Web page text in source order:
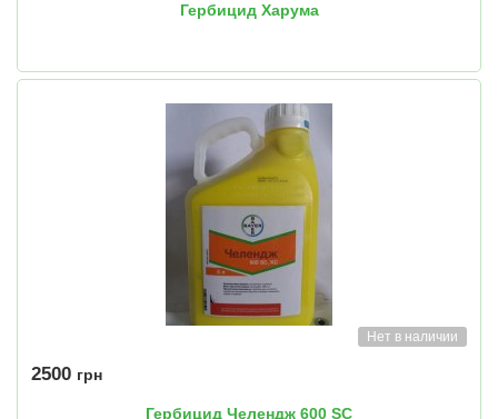
Гербицид Харума
Нет в наличии
2500 грн
Гербицид Челендж 600 SC